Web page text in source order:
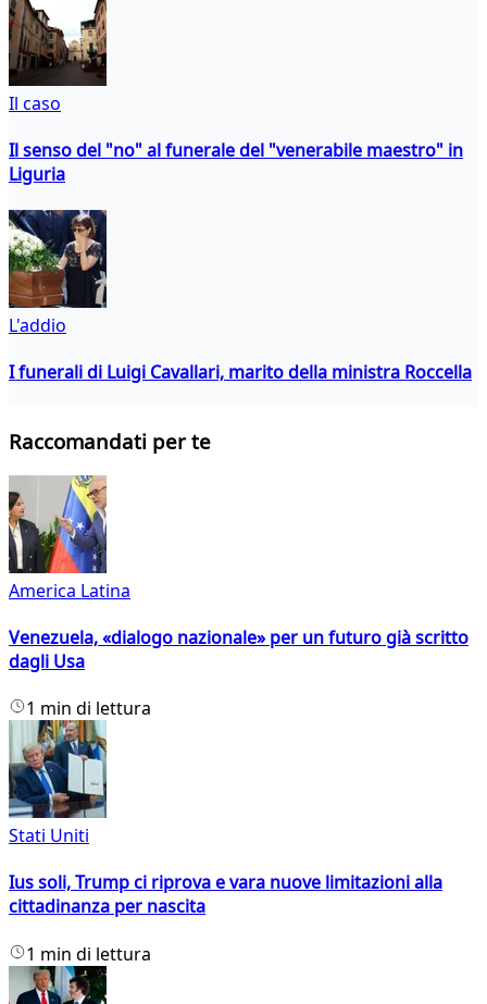
Il caso
Il senso del "no" al funerale del "venerabile maestro" in
Liguria
L'addio
I funerali di Luigi Cavallari, marito della ministra Roccella
Raccomandati per te
America Latina
Venezuela, «dialogo nazionale» per un futuro già scritto
dagli Usa
1 min di lettura
Stati Uniti
Ius soli, Trump ci riprova e vara nuove limitazioni alla
cittadinanza per nascita
1 min di lettura